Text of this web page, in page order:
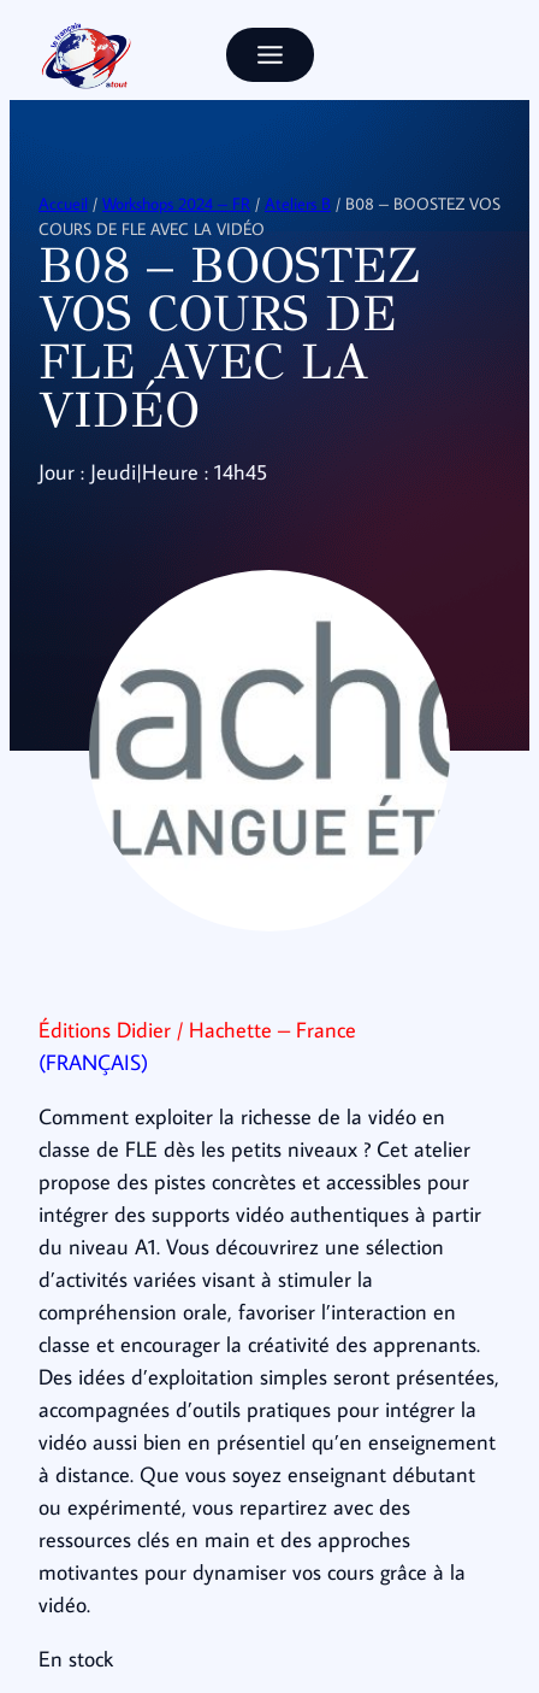
Accueil / Workshops 2024 – FR / Ateliers B / B08 – BOOSTEZ VOS
COURS DE FLE AVEC LA VIDÉO
B08 – BOOSTEZ
VOS COURS DE
FLE AVEC LA
VIDÉO
Jour : Jeudi|Heure : 14h45
Éditions Didier / Hachette – France
(FRANÇAIS)
Comment exploiter la richesse de la vidéo en
classe de FLE dès les petits niveaux ? Cet atelier
propose des pistes concrètes et accessibles pour
intégrer des supports vidéo authentiques à partir
du niveau A1. Vous découvrirez une sélection
d’activités variées visant à stimuler la
compréhension orale, favoriser l’interaction en
classe et encourager la créativité des apprenants.
Des idées d’exploitation simples seront présentées,
accompagnées d’outils pratiques pour intégrer la
vidéo aussi bien en présentiel qu’en enseignement
à distance. Que vous soyez enseignant débutant
ou expérimenté, vous repartirez avec des
ressources clés en main et des approches
motivantes pour dynamiser vos cours grâce à la
vidéo.
En stock